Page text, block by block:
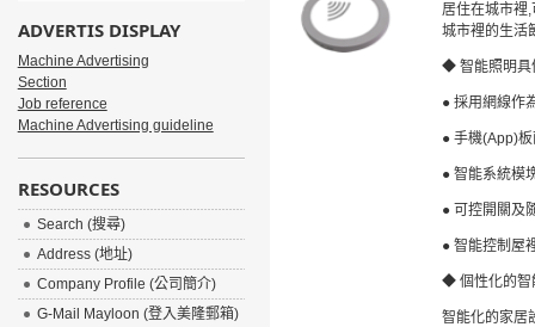
居住在城市裡,
城市裡的生活
◆ 智能照明
● 採用網線作
● 手機(App)板
● 智能系統模
● 可控開關及
● 智能控制屋
◆ 個性化的智
智能化的家居
ADVERTIS DISPLAY
Machine Advertising
Section
Job reference
Machine Advertising guideline
RESOURCES
Search (搜尋)
Address (地址)
Company Profile (公司簡介)
G-Mail Mayloon (登入美隆郵箱)